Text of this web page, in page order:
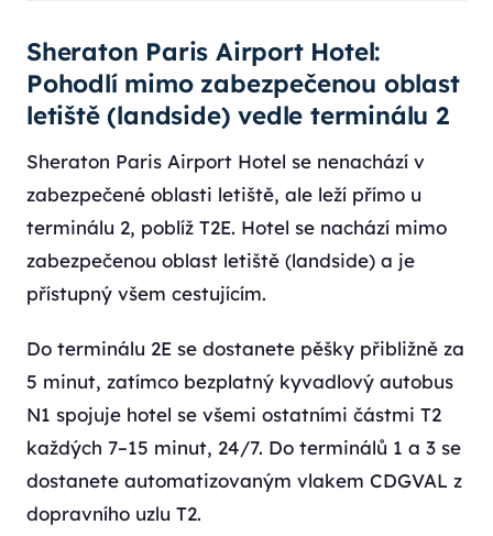
Sheraton Paris Airport Hotel:
Pohodlí mimo zabezpečenou oblast
letiště (landside) vedle terminálu 2
Sheraton Paris Airport Hotel se nenachází v
zabezpečené oblasti letiště, ale leží přímo u
terminálu 2, poblíž T2E. Hotel se nachází mimo
zabezpečenou oblast letiště (landside) a je
přístupný všem cestujícím.
Do terminálu 2E se dostanete pěšky přibližně za
5 minut, zatímco bezplatný kyvadlový autobus
N1 spojuje hotel se všemi ostatními částmi T2
každých 7–15 minut, 24/7. Do terminálů 1 a 3 se
dostanete automatizovaným vlakem CDGVAL z
dopravního uzlu T2.